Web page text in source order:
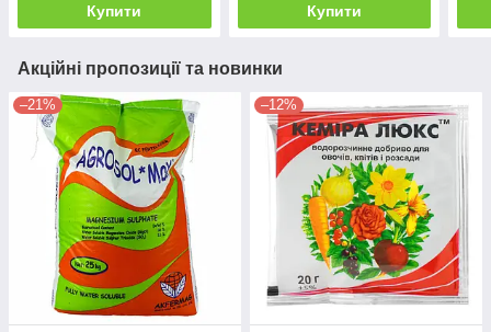
Купити Купити
Акційні пропозиції та новинки
–21% –12%